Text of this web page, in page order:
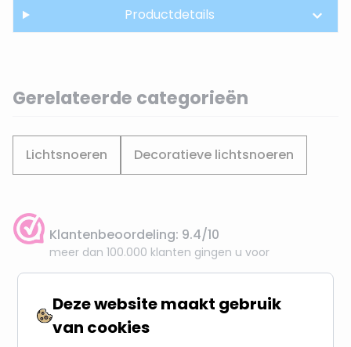
Productdetails
Gerelateerde categorieën
Lichtsnoeren Decoratieve lichtsnoeren
Klantenbeoordeling: 9.4/10
meer dan 100.000 klanten gingen u voor
Gratis verzending + snel geleverd
Vanaf EUR100,- naar NL & BE
& 100 dagen recht op retour
Deze website maakt gebruik
van cookies